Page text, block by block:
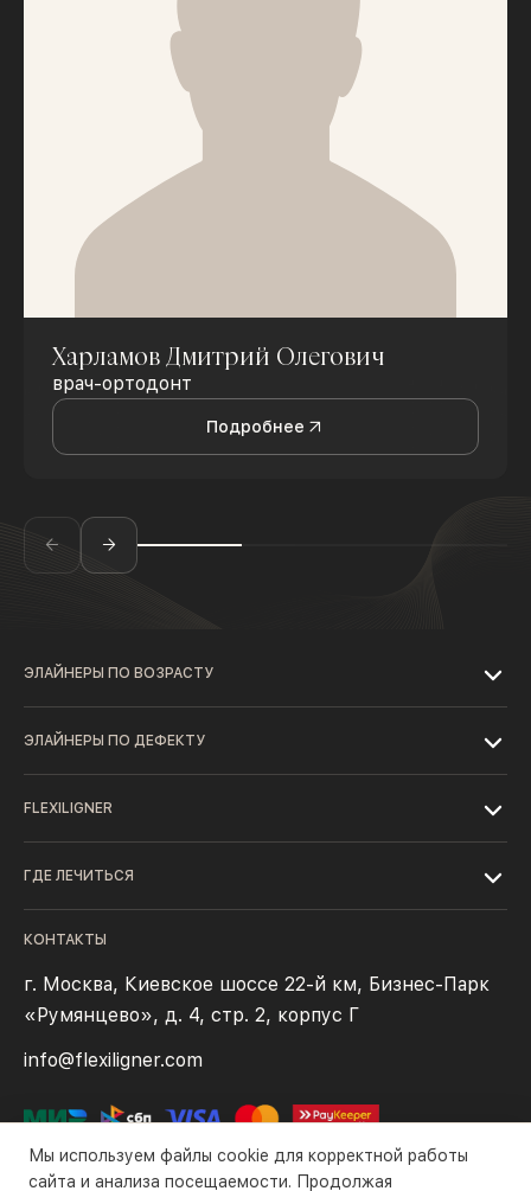
Харламов Дмитрий Олегович
врач-ортодонт
Подробнее
ЭЛАЙНЕРЫ ПО ВОЗРАСТУ
ЭЛАЙНЕРЫ ПО ДЕФЕКТУ
FLEXILIGNER
ГДЕ ЛЕЧИТЬСЯ
КОНТАКТЫ
г. Москва, Киевское шоссе 22-й км, Бизнес-Парк
«Румянцево», д. 4, стр. 2, корпус Г
info@flexiligner.com
Мы используем файлы cookie для корректной работы
сайта и анализа посещаемости. Продолжая